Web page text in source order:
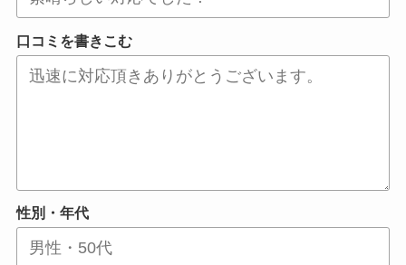
口コミを書きこむ
性別・年代